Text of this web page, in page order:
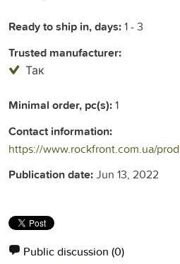
Ready to ship in, days:1 - 3
Trusted manufacturer:
Так
Minimal order, pc(s):1
Contact information:
Publication date:Jun 13, 2022
Public discussion (0)